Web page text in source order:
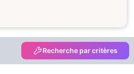
Recherche par critères